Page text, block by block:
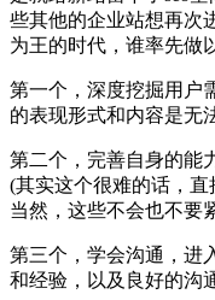
些其他的企业站想再次
为王的时代，谁率先做
第一个，深度挖掘用户
的表现形式和内容是无
第二个，完善自身的能
(其实这个很难的话，
当然，这些不会也不要
第三个，学会沟通，进
和经验，以及良好的沟